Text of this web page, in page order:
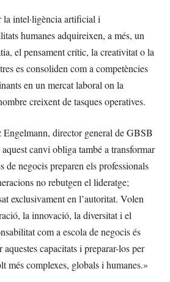
la intel·ligència artificial i
humanes adquireixen, a més, un
el pensament crític, la creativitat o la
es consoliden com a competències
en un mercat laboral on la
creixent de tasques operatives.
director general de GBSB
canvi obliga també a transformar
de negocis preparen els professionals
no rebutgen el lideratge;
exclusivament en l’autoritat. Volen
la innovació, la diversitat i el
com a escola de negocis és
capacitats i preparar-los per
més complexes, globals i humanes.»